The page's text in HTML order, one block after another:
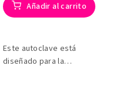
Añadir al carrito
Este autoclave está
diseñado para la